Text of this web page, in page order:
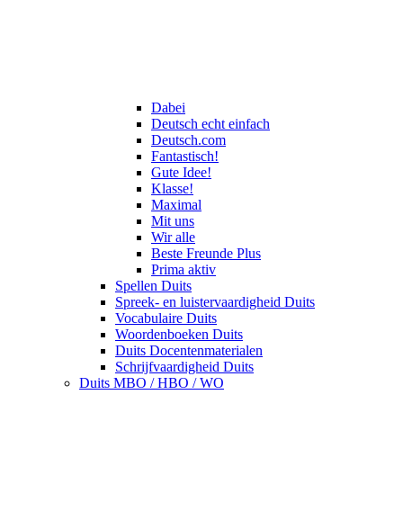
Dabei
Deutsch echt einfach
Deutsch.com
Fantastisch!
Gute Idee!
Klasse!
Maximal
Mit uns
Wir alle
Beste Freunde Plus
Prima aktiv
Spellen Duits
Spreek- en luistervaardigheid Duits
Vocabulaire Duits
Woordenboeken Duits
Duits Docentenmaterialen
Schrijfvaardigheid Duits
Duits MBO / HBO / WO